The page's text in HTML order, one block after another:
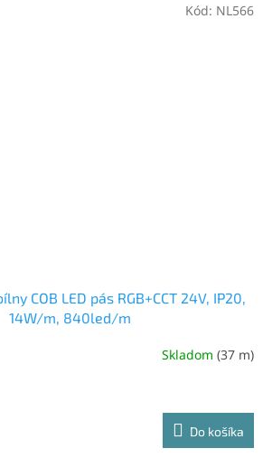
COB LED pás RGB+CCT 24V, IP20,
14W/m, 840led/m
Skladom (37 m)
Do košíka
Kód: NL566